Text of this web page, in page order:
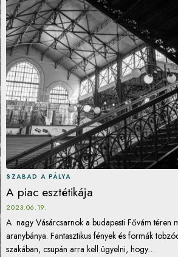
SZABAD A PÁLYA
A piac esztétikája
2023.06.19.
A nagy Vásárcsarnok a budapesti Fővám téren
aranybánya. Fantasztikus fények és formák
szakában, csupán arra kell ügyelni, hogy…